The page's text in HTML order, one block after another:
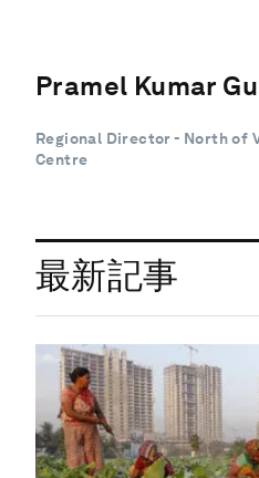
Pramel Kumar
Regional Director - North of
Centre
最新記事